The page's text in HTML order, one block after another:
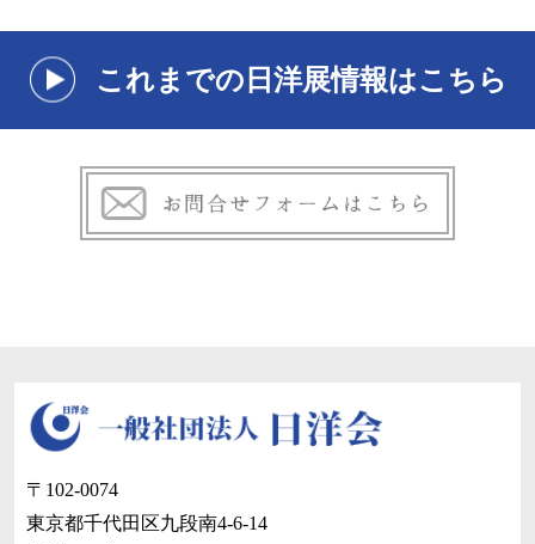
これまでの日洋展情報はこちら
〒102-0074
東京都千代田区九段南4-6-14